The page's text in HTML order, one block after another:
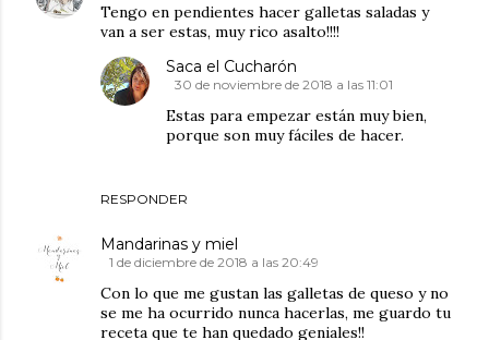
Tengo en pendientes hacer galletas saladas y
van a ser estas, muy rico asalto!!!!
RESPONDER
Saca el Cucharón
30 de noviembre de 2018 a las 11:01
Estas para empezar están muy bien,
porque son muy fáciles de hacer.
Mandarinas y miel
1 de diciembre de 2018 a las 20:49
Con lo que me gustan las galletas de queso y no
se me ha ocurrido nunca hacerlas, me guardo tu
receta que te han quedado geniales!!